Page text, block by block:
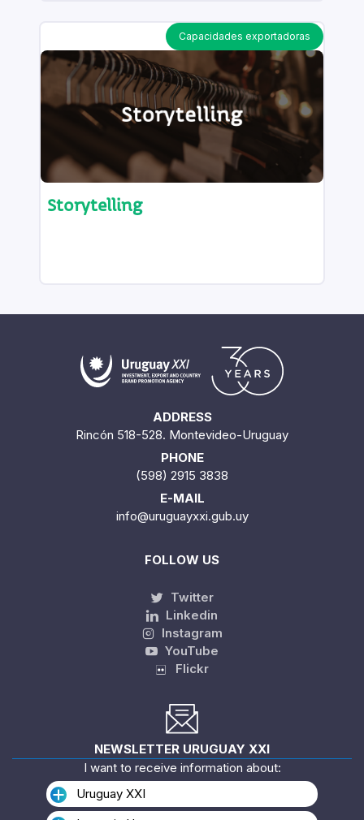
Capacidades exportadoras
Storytelling
ADDRESS
Rincón 518-528. Montevideo-Uruguay
PHONE
(598) 2915 3838
E-MAIL
info@uruguayxxi.gub.uy
FOLLOW US
Twitter
Linkedin
Instagram
YouTube
Flickr
NEWSLETTER URUGUAY XXI
I want to receive information about:
Uruguay XXI